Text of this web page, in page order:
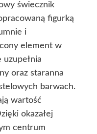
świecznik
figurką
i
element w
uzupełnia
oraz staranna
barwach.
wartość
okazałej
centrum